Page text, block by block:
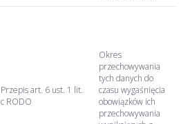
Przepis art. 6 ust. 1 lit.
c RODO
Okres
przechowywania
tych danych do
czasu wygaśnięcia
obowiązków ich
przechowywania